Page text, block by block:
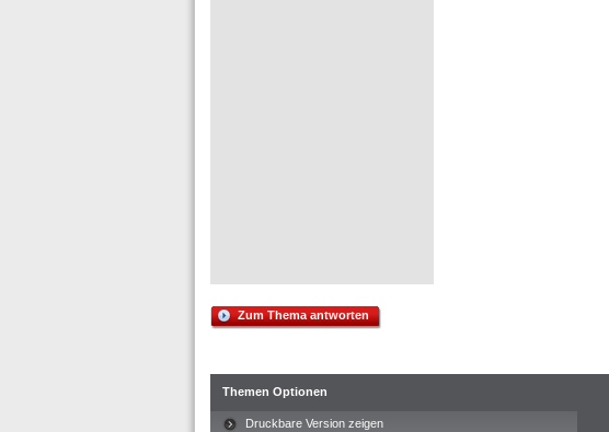
Zum Thema antworten
Themen Optionen
Druckbare Version zeigen